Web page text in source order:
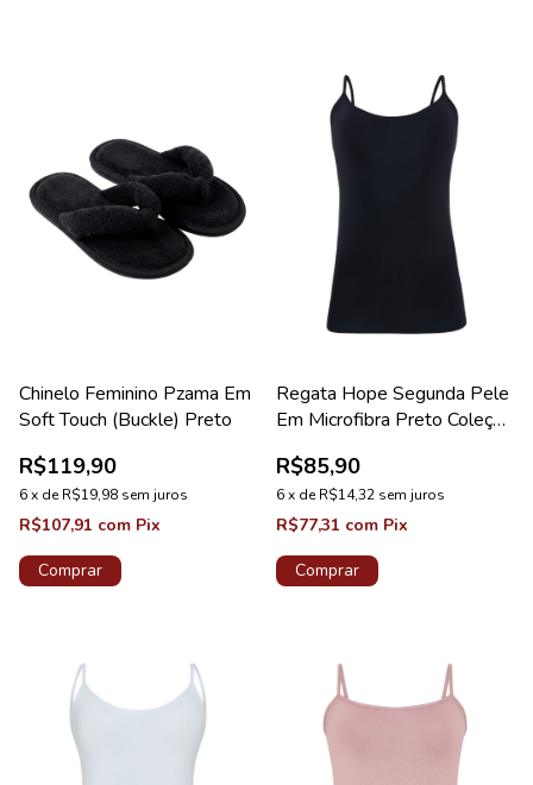
Chinelo Feminino Pzama Em
Soft Touch (Buckle) Preto
R$119,90
6x deR$19,98 sem juros
R$107,91 com Pix
Comprar
Regata Hope Segunda Pele
Em Microfibra Preto Coleção
R$85,90
6x deR$14,32 sem juros
R$77,31 com Pix
Comprar